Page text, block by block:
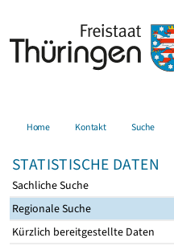
Home Kontakt Suche
STATISTISCHE DATEN
Sachliche Suche
Regionale Suche
Kürzlich bereitgestellte Daten